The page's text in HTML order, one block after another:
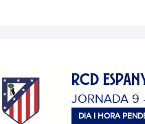
RCD
JORNADA 9
DIA I HORA